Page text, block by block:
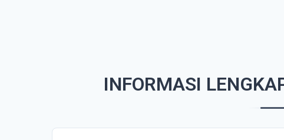
INFORMASI